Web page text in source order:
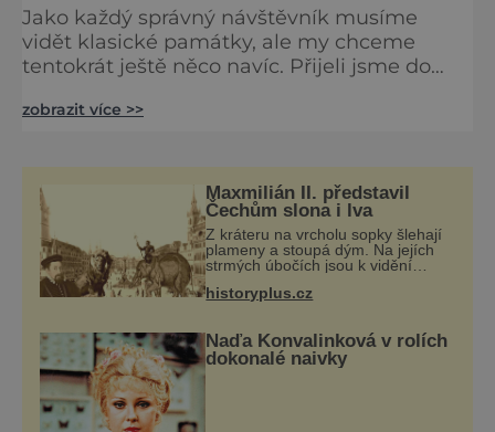
Jako každý správný návštěvník musíme
vidět klasické památky, ale my chceme
tentokrát ještě něco navíc. Přijeli jsme do
spojená s písničkami, a které se hrály, když
sídlo královny. Nás bude zajímat, že v červnu
1965 tady Beatles převzali od královny Řád
britského impéria. Oni j
zobrazit více >>
Maxmilián II. představil
Čechům slona i lva
Z kráteru na vrcholu sopky šlehají
plameny a stoupá dým. Na jejích
strmých úbočích jsou k vidění
Kupodivu nejde třeba o sicilskou
historyplus.cz
Naďa Konvalinková v rolích
dokonalé naivky